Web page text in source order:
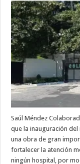
Saúl Méndez
que la inauguración del
una obra de gran
fortalecer la atención
ningún hospital, por